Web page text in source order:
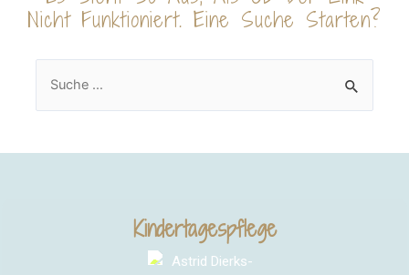
Nicht Funktioniert. Eine Suche Starten?
Kindertagespflege